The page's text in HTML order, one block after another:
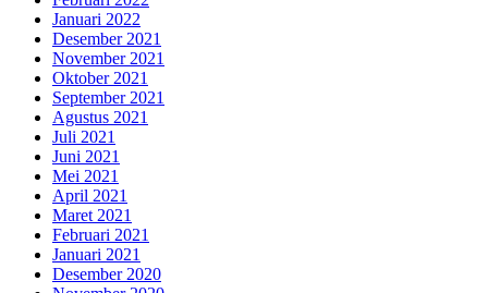
Januari 2022
Desember 2021
November 2021
Oktober 2021
September 2021
Agustus 2021
Juli 2021
Juni 2021
Mei 2021
April 2021
Maret 2021
Februari 2021
Januari 2021
Desember 2020